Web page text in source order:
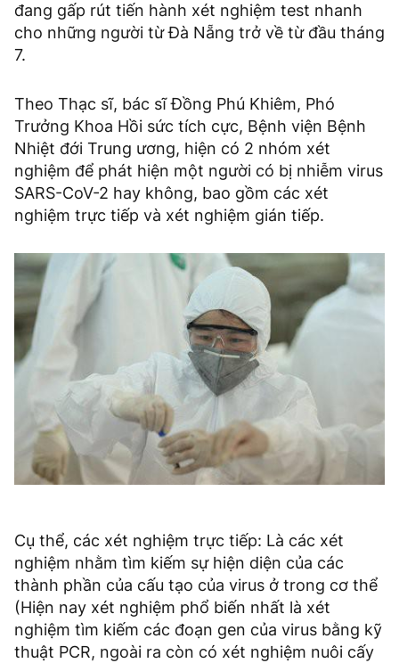
đang gấp rút tiến hành xét nghiệm test nhanh
cho những người từ Đà Nẵng trở về từ đầu tháng
7.
Theo Thạc sĩ, bác sĩ Đồng Phú Khiêm, Phó
Trưởng Khoa Hồi sức tích cực, Bệnh viện Bệnh
Nhiệt đới Trung ương, hiện có 2 nhóm xét
nghiệm để phát hiện một người có bị nhiễm virus
SARS-CoV-2 hay không, bao gồm các xét
nghiệm trực tiếp và xét nghiệm gián tiếp.
Cụ thể, các xét nghiệm trực tiếp: Là các xét
nghiệm nhằm tìm kiếm sự hiện diện của các
thành phần của cấu tạo của virus ở trong cơ thể
(Hiện nay xét nghiệm phổ biến nhất là xét
nghiệm tìm kiếm các đoạn gen của virus bằng kỹ
thuật PCR, ngoài ra còn có xét nghiệm nuôi cấy